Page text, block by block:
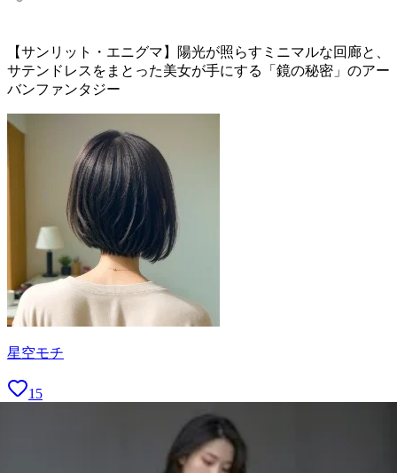
【サンリット・エニグマ】陽光が照らすミニマルな回廊と、
サテンドレスをまとった美女が手にする「鏡の秘密」のアー
バンファンタジー
星空モチ
15